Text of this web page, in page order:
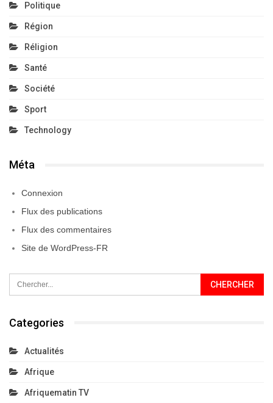
Politique
Région
Réligion
Santé
Société
Sport
Technology
Méta
Connexion
Flux des publications
Flux des commentaires
Site de WordPress-FR
Categories
Actualités
Afrique
Afriquematin TV